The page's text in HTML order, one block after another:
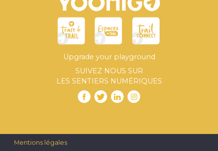
Upgrade your playground
SUIVEZ NOUS SUR
LES SENTIERS NUMÉRIQUES
Mentions légales